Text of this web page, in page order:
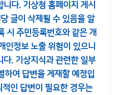
니다. 기상청 홈페이지 게시
글이 삭제될 수 있음을 알
시 주민등록번호와 같은 개
인정보 노출 위험이 있으니
다. 기상지식과 관련한 일부
하여 답변을 게재할 예정입
인 답변이 필요한 경우는